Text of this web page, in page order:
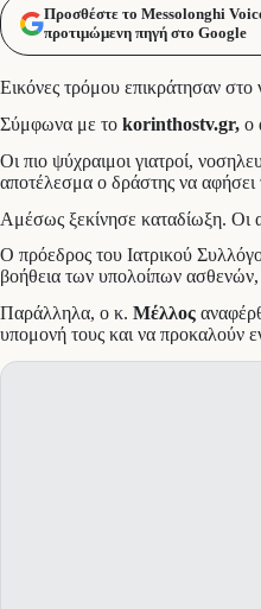
Προσθέστε το Messolonghi
προτιμώμενη πηγή στο Google
Εικόνες τρόμου επικράτησαν στο
Σύμφωνα με το korinthostv.gr, ο
Οι πιο ψύχραιμοι γιατροί,
αποτέλεσμα ο δράστης να αφήσει
Αμέσως ξεκίνησε καταδίωξη. Οι
Ο πρόεδρος του Ιατρικού
βοήθεια των υπολοίπων ασθενών,
Παράλληλα, ο κ. Μέλλος
υπομονή τους και να προκαλούν